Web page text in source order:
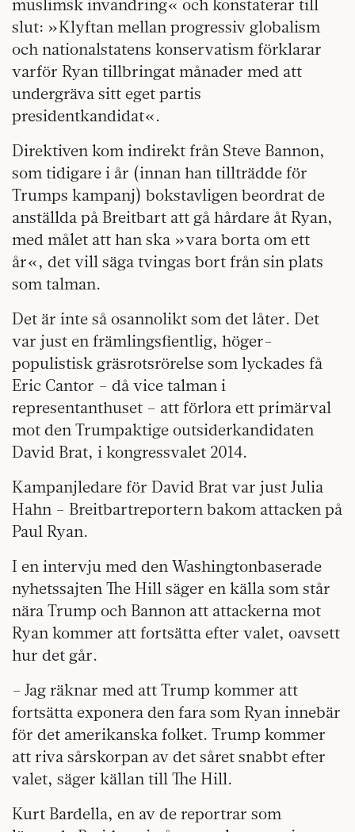
muslimsk invandring« och konstaterar till
slut: »Klyftan mellan progressiv globalism
och nationalstatens konservatism förklarar
varför Ryan tillbringat månader med att
undergräva sitt eget partis
presidentkandidat«.
Direktiven kom indirekt från Steve Bannon,
som tidigare i år (innan han tillträdde för
Trumps kampanj) bokstavligen beordrat de
anställda på Breitbart att gå hårdare åt Ryan,
med målet att han ska »vara borta om ett
år«, det vill säga tvingas bort från sin plats
som talman.
Det är inte så osannolikt som det låter. Det
var just en främlingsfientlig, höger-
populistisk gräsrotsrörelse som lyckades få
Eric Cantor – då vice talman i
representanthuset – att förlora ett primärval
mot den Trumpaktige outsiderkandidaten
David Brat, i kongressvalet 2014.
Kampanjledare för David Brat var just Julia
Hahn – Breitbartreportern bakom attacken på
Paul Ryan.
I en intervju med den Washingtonbaserade
nyhetssajten The Hill säger en källa som står
nära Trump och Bannon att attackerna mot
Ryan kommer att fortsätta efter valet, oavsett
hur det går.
– Jag räknar med att Trump kommer att
fortsätta exponera den fara som Ryan innebär
för det amerikanska folket. Trump kommer
att riva sårskorpan av det såret snabbt efter
valet, säger källan till The Hill.
Kurt Bardella, en av de reportrar som